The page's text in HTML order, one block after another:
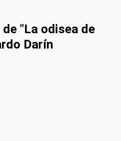
"La odisea de
Darín